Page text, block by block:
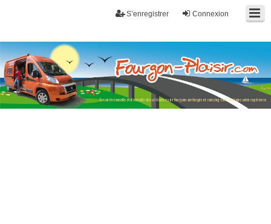
Connexion
S’enregistrer
Fourgon-plaisir.com
Forum de conseils et d'entraide des utilisateurs de fourgons, fourgons
aménagés, vans et de camping-car. Partagez votre expérience.